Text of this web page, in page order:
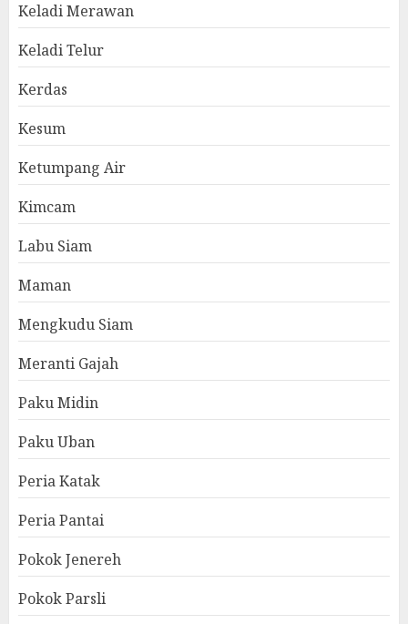
Keladi Merawan
Keladi Telur
Kerdas
Kesum
Ketumpang Air
Kimcam
Labu Siam
Maman
Mengkudu Siam
Meranti Gajah
Paku Midin
Paku Uban
Peria Katak
Peria Pantai
Pokok Jenereh
Pokok Parsli